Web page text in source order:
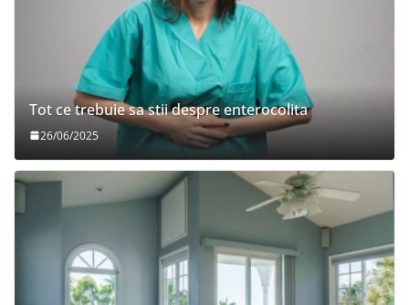
Tot ce trebuie sa stii despre enterocolita
26/06/2025